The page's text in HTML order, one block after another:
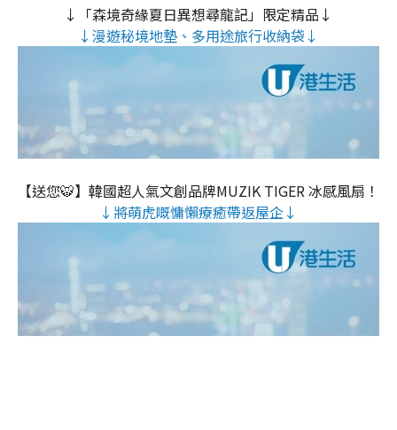
↓「森境奇緣夏日異想尋龍記」限定精品↓
↓漫遊秘境地墊、多用途旅行收納袋↓
【送您🐯】韓國超人氣文創品牌MUZIK TIGER 冰感風扇！
↓將萌虎嘅慵懶療癒帶返屋企↓